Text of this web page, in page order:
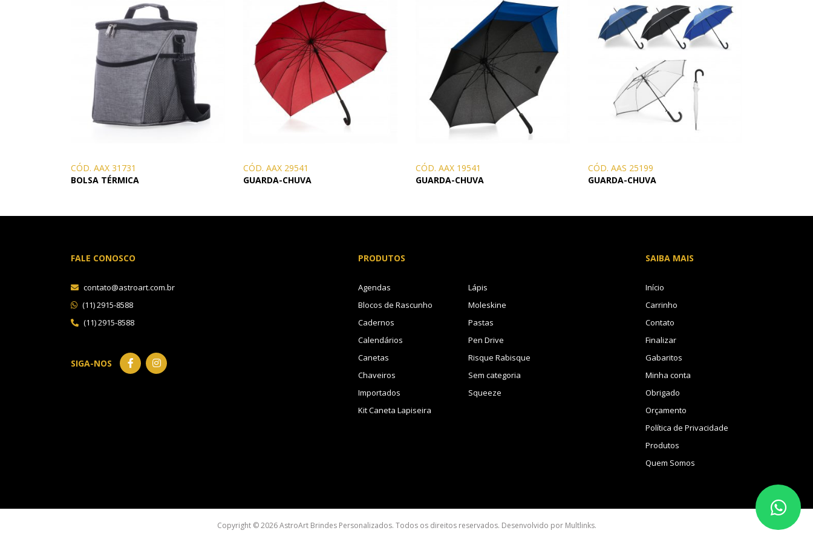
CÓD. AAX 31731
BOLSA TÉRMICA
CÓD. AAX 29541
GUARDA-CHUVA
CÓD. AAX 19541
GUARDA-CHUVA
CÓD. AAS 25199
GUARDA-CHUVA
FALE CONOSCO
contato@astroart.com.br
(11) 2915-8588
(11) 2915-8588
SIGA-NOS
PRODUTOS
Agendas
Blocos de Rascunho
Cadernos
Calendários
Canetas
Chaveiros
Importados
Kit Caneta Lapiseira
Lápis
Moleskine
Pastas
Pen Drive
Risque Rabisque
Sem categoria
Squeeze
SAIBA MAIS
Início
Carrinho
Contato
Finalizar
Gabaritos
Minha conta
Obrigado
Orçamento
Política de Privacidade
Produtos
Quem Somos
Copyright © 2026 AstroArt Brindes Personalizados. Todos os direitos reservados. Desenvolvido por Multlinks.